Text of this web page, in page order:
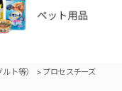
ト等） > プロセスチーズ